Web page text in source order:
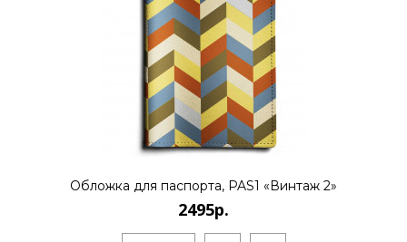
2495р.
..
КУПИТЬ
Обложка для паспорта, PAS1 «Винтаж 2»
2495р.